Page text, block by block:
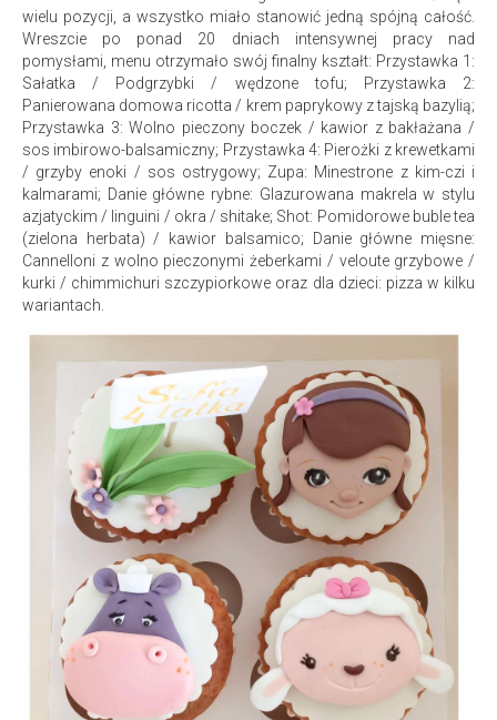
wielu pozycji, a wszystko miało stanowić jedną spójną całość.
Wreszcie po ponad 20 dniach intensywnej pracy nad
pomysłami, menu otrzymało swój finalny kształt: Przystawka 1:
Sałatka / Podgrzybki / wędzone tofu; Przystawka 2:
Panierowana domowa ricotta / krem paprykowy z tajską bazylią;
Przystawka 3: Wolno pieczony boczek / kawior z bakłażana /
sos imbirowo-balsamiczny; Przystawka 4: Pierożki z krewetkami
/ grzyby enoki / sos ostrygowy; Zupa: Minestrone z kim-czi i
kalmarami; Danie główne rybne: Glazurowana makrela w stylu
azjatyckim / linguini / okra / shitake; Shot: Pomidorowe buble tea
(zielona herbata) / kawior balsamico; Danie główne mięsne:
Cannelloni z wolno pieczonymi żeberkami / veloute grzybowe /
kurki / chimmichuri szczypiorkowe oraz dla dzieci: pizza w kilku
wariantach.